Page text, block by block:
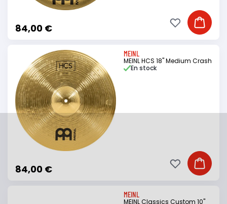
84,00 € Ajouter
Ajouter à ma
MEINL
MEINL HCS 18" Medium Crash
84,00 €
En stock
Ajouter
Ajouter à ma
MEINL
MEINL Classics Custom 10"